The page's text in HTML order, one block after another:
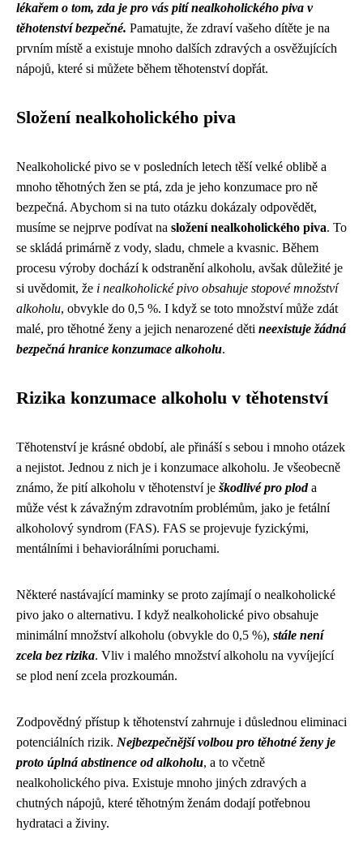
lékařem o tom, zda je pro vás pití nealkoholického piva v
těhotenství bezpečné. Pamatujte, že zdraví vašeho dítěte je na
prvním místě a existuje mnoho dalších zdravých a osvěžujících
nápojů, které si můžete během těhotenství dopřát.
Složení nealkoholického piva
Nealkoholické pivo se v posledních letech těší velké oblibě a
mnoho těhotných žen se ptá, zda je jeho konzumace pro ně
bezpečná. Abychom si na tuto otázku dokázaly odpovědět,
musíme se nejprve podívat na složení nealkoholického piva. To
se skládá primárně z vody, sladu, chmele a kvasnic. Během
procesu výroby dochází k odstranění alkoholu, avšak důležité je
si uvědomit, že i nealkoholické pivo obsahuje stopové množství
alkoholu, obvykle do 0,5 %. I když se toto množství může zdát
malé, pro těhotné ženy a jejich nenarozené děti neexistuje žádná
bezpečná hranice konzumace alkoholu.
Rizika konzumace alkoholu v těhotenství
Těhotenství je krásné období, ale přináší s sebou i mnoho otázek
a nejistot. Jednou z nich je i konzumace alkoholu. Je všeobecně
známo, že pití alkoholu v těhotenství je škodlivé pro ploda
může vést k závažným zdravotním problémům, jako je fetální
alkoholový syndrom (FAS). FAS se projevuje fyzickými,
mentálními i behaviorálními poruchami.
Některé nastávající maminky se proto zajímají o nealkoholické
pivo jako o alternativu. I když nealkoholické pivo obsahuje
minimální množství alkoholu (obvykle do 0,5 %), stále není
zcela bez rizika. Vliv i malého množství alkoholu na vyvíjející
se plod není zcela prozkoumán.
Zodpovědný přístup k těhotenství zahrnuje i důslednou eliminaci
potenciálních rizik. Nejbezpečnější volbou pro těhotné ženy je
proto úplná abstinence od alkoholu, a to včetně
nealkoholického piva. Existuje mnoho jiných zdravých a
chutných nápojů, které těhotným ženám dodají potřebnou
hydrataci a živiny.